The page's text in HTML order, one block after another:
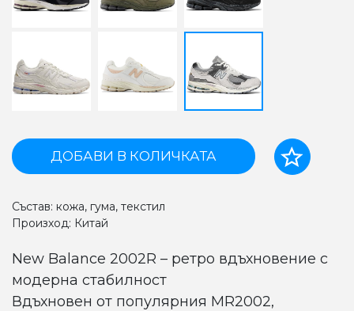
ДОБАВИ В КОЛИЧКАТА
Състав: кожа, гума, текстил
Произход: Китай
New Balance 2002R – ретро вдъхновение с
модерна стабилност
Вдъхновен от популярния MR2002,